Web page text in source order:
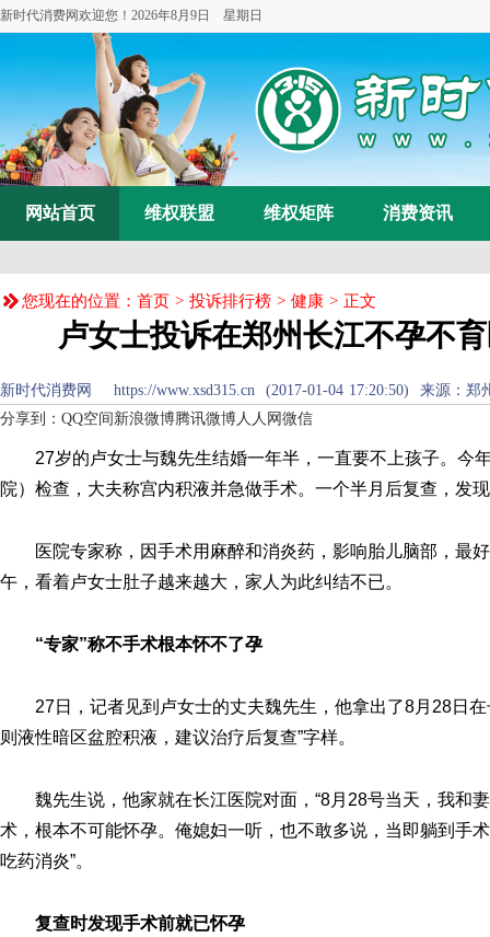
新时代消费网欢迎您！ 2026年8月9日 星期日
网站首页 维权联盟 维权矩阵 消费资讯
您现在的位置： 首页 > 投诉排行榜 > 健康 > 正文
卢女士投诉在郑州长江不孕不
新时代消费网 https://www.xsd315.cn (2017-01-04 17:20:50) 来
分享到： QQ空间 新浪微博腾讯微博人人网 微信
27岁的卢女士与魏先生结婚一年半，一直要不上孩子。今
院）检查，大夫称宫内积液并急做手术。一个半月后复查，发
医院专家称，因手术用麻醉和消炎药，影响胎儿脑部，最
午，看着卢女士肚子越来越大，家人为此纠结不已。
“专家”称不手术根本怀不了孕
27日，记者见到卢女士的丈夫魏先生，他拿出了8月28日
则液性暗区盆腔积液，建议治疗后复查”字样。
魏先生说，他家就在长江医院对面，“8月28号当天，我和
术，根本不可能怀孕。俺媳妇一听，也不敢多说，当即躺到手
吃药消炎”。
复查时发现手术前就已怀孕